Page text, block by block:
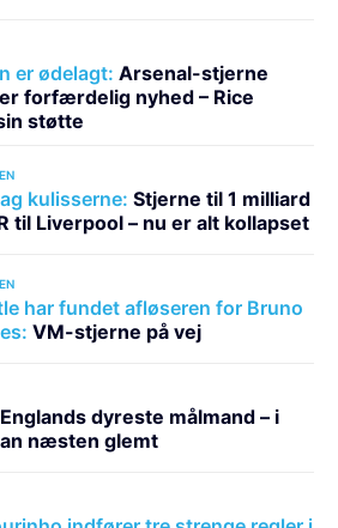
er ødelagt: Arsenal-stjerne
forfærdelig nyhed – Rice
støtte
kulisserne: Stjerne til 1 milliard
til Liverpool – nu er alt kollapset
har fundet afløseren for Bruno
VM-stjerne på vej
dyreste målmand – i
næsten glemt